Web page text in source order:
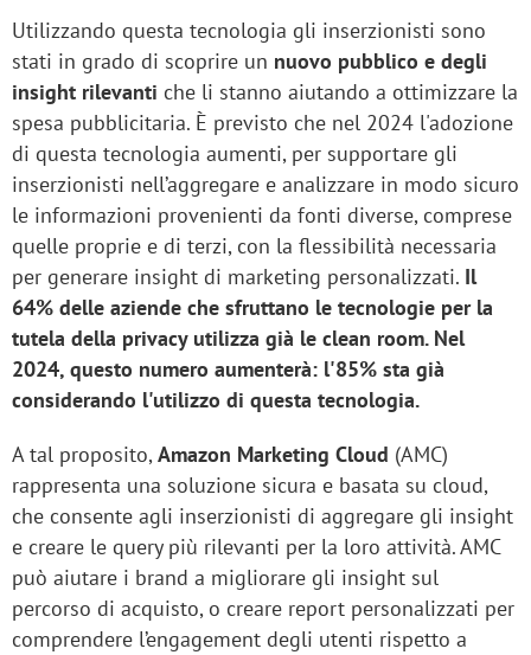
Utilizzando questa tecnologia gli inserzionisti sono
stati in grado di scoprire un nuovo pubblico e degli
insight rilevanti che li stanno aiutando a ottimizzare la
spesa pubblicitaria. È previsto che nel 2024 l'adozione
di questa tecnologia aumenti, per supportare gli
inserzionisti nell’aggregare e analizzare in modo sicuro
le informazioni provenienti da fonti diverse, comprese
quelle proprie e di terzi, con la flessibilità necessaria
per generare insight di marketing personalizzati. Il
64% delle aziende che sfruttano le tecnologie per la
tutela della privacy utilizza già le clean room. Nel
2024, questo numero aumenterà: l'85% sta già
considerando l'utilizzo di questa tecnologia.
A tal proposito,Amazon Marketing Cloud (AMC)
rappresenta una soluzione sicura e basata su cloud,
che consente agli inserzionisti di aggregare gli insight
e creare le query più rilevanti per la loro attività. AMC
può aiutare i brand a migliorare gli insight sul
percorso di acquisto, o creare report personalizzati per
comprendere l’engagement degli utenti rispetto a